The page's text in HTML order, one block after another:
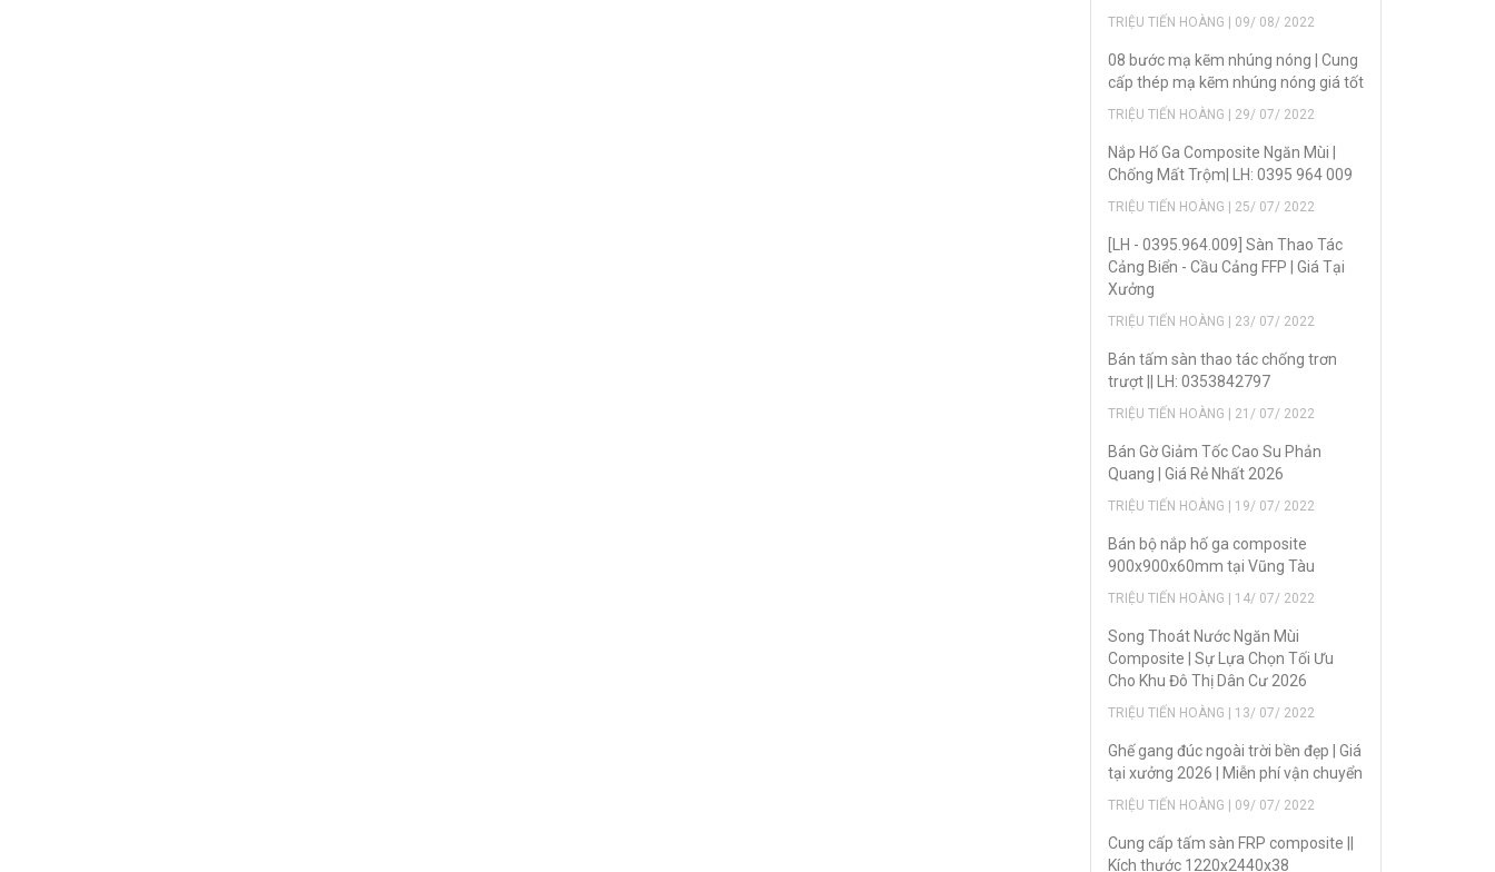
TRIỆU TIẾN HOÀNG | 09/ 08/ 2022
08 bước mạ kẽm nhúng nóng | Cung
cấp thép mạ kẽm nhúng nóng giá tốt
TRIỆU TIẾN HOÀNG | 29/ 07/ 2022
Nắp Hố Ga Composite Ngăn Mùi |
Chống Mất Trộm| LH: 0395 964 009
TRIỆU TIẾN HOÀNG | 25/ 07/ 2022
[LH - 0395.964.009] Sàn Thao Tác
Cảng Biển - Cầu Cảng FFP | Giá Tại
Xưởng
TRIỆU TIẾN HOÀNG | 23/ 07/ 2022
Bán tấm sàn thao tác chống trơn
trượt || LH: 0353842797
TRIỆU TIẾN HOÀNG | 21/ 07/ 2022
Bán Gờ Giảm Tốc Cao Su Phản
Quang | Giá Rẻ Nhất 2026
TRIỆU TIẾN HOÀNG | 19/ 07/ 2022
Bán bộ nắp hố ga composite
900x900x60mm tại Vũng Tàu
TRIỆU TIẾN HOÀNG | 14/ 07/ 2022
Song Thoát Nước Ngăn Mùi
Composite | Sự Lựa Chọn Tối Ưu
Cho Khu Đô Thị Dân Cư 2026
TRIỆU TIẾN HOÀNG | 13/ 07/ 2022
Ghế gang đúc ngoài trời bền đẹp | Giá
tại xưởng 2026 | Miễn phí vận chuyển
TRIỆU TIẾN HOÀNG | 09/ 07/ 2022
Cung cấp tấm sàn FRP composite ||
Kích thước 1220x2440x38